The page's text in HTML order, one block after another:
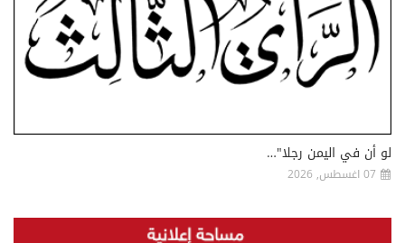
لو أن في اليمن رجلا"…
07 اغسطس, 2026